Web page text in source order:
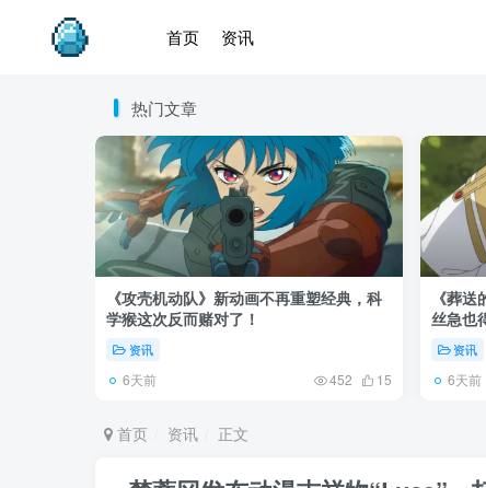
首页 资讯
热门文章
《攻壳机动队》新动画不再重塑经典，科
学猴这次反而赌对了！
资讯
6天前 452 15
《葬
丝急也
资讯
6天前
首页 资讯 正文